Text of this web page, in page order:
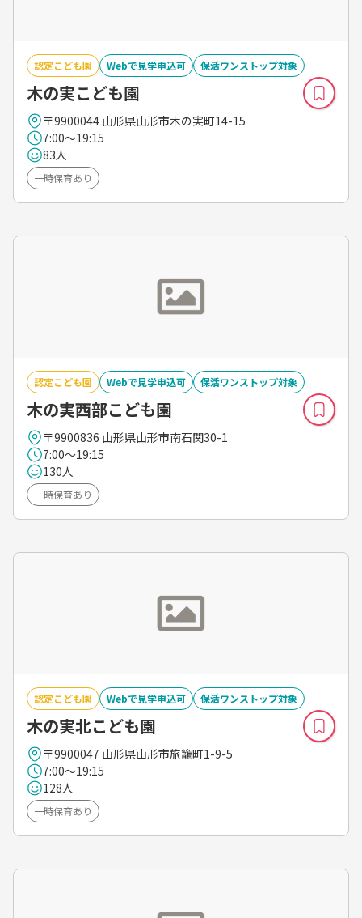
認定こども園 Webで見学申込可 保活ワンストップ対象
木の実こども園
〒9900044 山形県山形市木の実町14-15
7:00～19:15
83人
一時保育あり
認定こども園 Webで見学申込可 保活ワンストップ対象
木の実西部こども園
〒9900836 山形県山形市南石関30-1
7:00～19:15
130人
一時保育あり
認定こども園 Webで見学申込可 保活ワンストップ対象
木の実北こども園
〒9900047 山形県山形市旅籠町1-9-5
7:00～19:15
128人
一時保育あり